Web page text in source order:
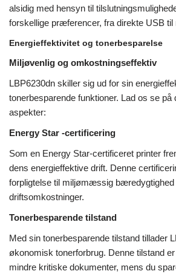
alsidig med hensyn til
forskellige præferencer, fra direkte USB
Energieffektivitet og tonerbesparelse
Miljøvenlig og omkostningseffektiv
LBP6230dn skiller sig ud for sin
tonerbesparende funktioner. Lad os se på
aspekter:
Energy Star -certificering
Som en Energy Star-certificeret printer
dens energieffektive drift. Denne
forpligtelse til miljømæssig bæredygtighed
driftsomkostninger.
Tonerbesparende tilstand
Med sin tonerbesparende tilstand tillader
økonomisk tonerforbrug. Denne tilstand
mindre kritiske dokumenter, mens du